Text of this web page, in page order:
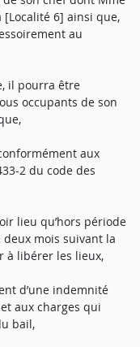
[Localité 6] ainsi que,
au
il pourra être
occupants de son
aux
2 du code des
lieu qu’hors période
deux mois suivant la
à libérer les lieux,
d’une indemnité
aux charges qui
bail,